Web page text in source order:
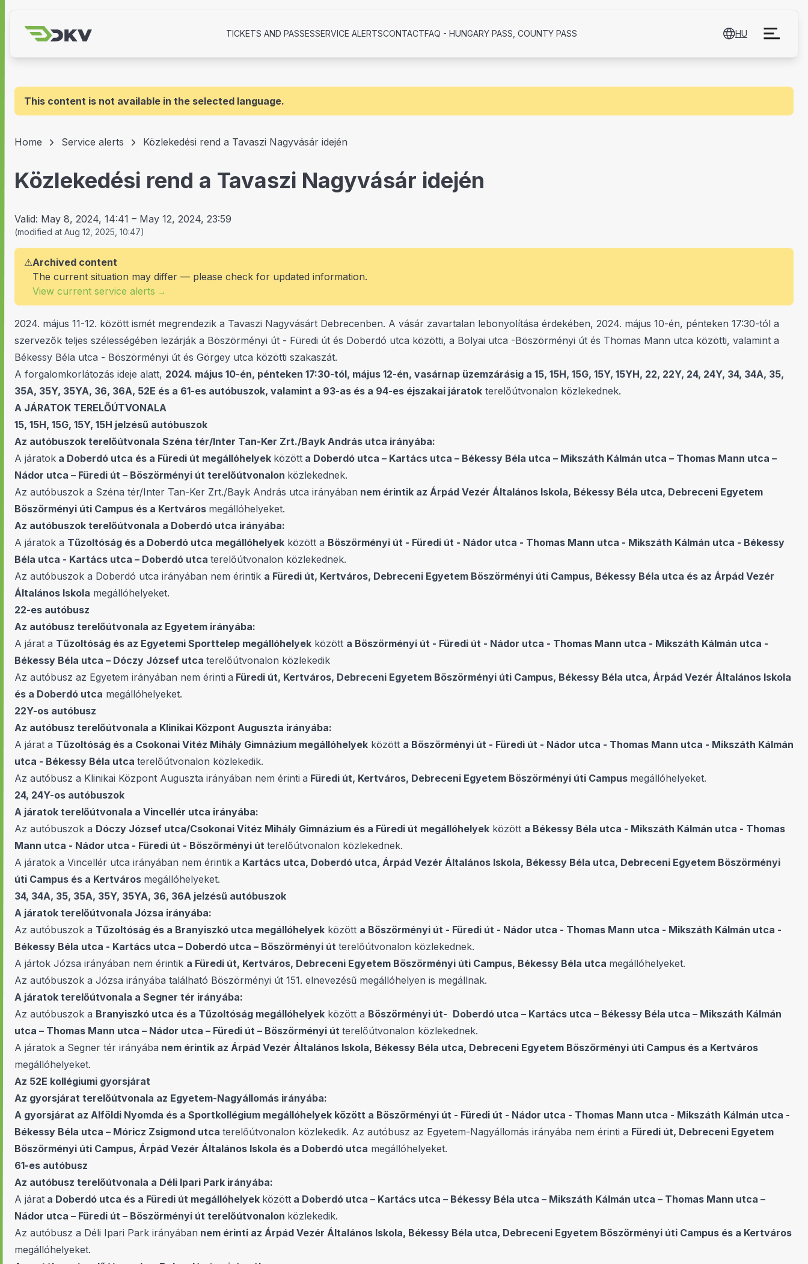
TICKETS AND PASSESSERVICE ALERTSCONTACTFAQ - HUNGARY PASS, COUNTY PASS HU
This content is not available in the selected language.
Home Service alerts Közlekedési rend a Tavaszi Nagyvásár idején
Közlekedési rend a Tavaszi Nagyvásár idején
Valid: May 8, 2024, 14:41 – May 12, 2024, 23:59
(modified at Aug 12, 2025, 10:47)
⚠Archived content
The current situation may differ — please check for updated information.
View current service alerts →
2024. május 11-12. között ismét megrendezik a Tavaszi Nagyvásárt Debrecenben. A vásár zavartalan lebonyolítása érdekében, 2024. május 10-én, pénteken 17:30-tól a
szervezők teljes szélességében lezárják a Böszörményi út - Füredi út és Doberdó utca közötti, a Bolyai utca -Böszörményi út és Thomas Mann utca közötti, valamint a
Békessy Béla utca - Böszörményi út és Görgey utca közötti szakaszát.
A forgalomkorlátozás ideje alatt, 2024. május 10-én, pénteken 17:30-tól, május 12-én, vasárnap üzemzárásig a 15, 15H, 15G, 15Y, 15YH, 22, 22Y, 24, 24Y, 34, 34A, 35,
35A, 35Y, 35YA, 36, 36A, 52E és a 61-es autóbuszok, valamint a 93-as és a 94-es éjszakai járatok terelőútvonalon közlekednek.
A JÁRATOK TERELŐÚTVONALA
15, 15H, 15G, 15Y, 15H jelzésű autóbuszok
Az autóbuszok terelőútvonala Széna tér/Inter Tan-Ker Zrt./Bayk András utca irányába:
A járatok a Doberdó utca és a Füredi út megállóhelyek között a Doberdó utca – Kartács utca – Békessy Béla utca – Mikszáth Kálmán utca – Thomas Mann utca –
Nádor utca – Füredi út – Böszörményi út terelőútvonalon közlekednek.
Az autóbuszok a Széna tér/Inter Tan-Ker Zrt./Bayk András utca irányában nem érintik az Árpád Vezér Általános Iskola, Békessy Béla utca, Debreceni Egyetem
Böszörményi úti Campus és a Kertváros megállóhelyeket.
Az autóbuszok terelőútvonala a Doberdó utca irányába:
A járatok a Tűzoltóság és a Doberdó utca megállóhelyek között a Böszörményi út - Füredi út - Nádor utca - Thomas Mann utca - Mikszáth Kálmán utca - Békessy
Béla utca - Kartács utca – Doberdó utca terelőútvonalon közlekednek.
Az autóbuszok a Doberdó utca irányában nem érintik a Füredi út, Kertváros, Debreceni Egyetem Böszörményi úti Campus, Békessy Béla utca és az Árpád Vezér
Általános Iskola megállóhelyeket.
22-es autóbusz
Az autóbusz terelőútvonala az Egyetem irányába:
A járat a Tűzoltóság és az Egyetemi Sporttelep megállóhelyek között a Böszörményi út - Füredi út - Nádor utca - Thomas Mann utca - Mikszáth Kálmán utca -
Békessy Béla utca – Dóczy József utca terelőútvonalon közlekedik
Az autóbusz az Egyetem irányában nem érinti a Füredi út, Kertváros, Debreceni Egyetem Böszörményi úti Campus, Békessy Béla utca, Árpád Vezér Általános Iskola
és a Doberdó utca megállóhelyeket.
22Y-os autóbusz
Az autóbusz terelőútvonala a Klinikai Központ Auguszta irányába:
A járat a Tűzoltóság és a Csokonai Vitéz Mihály Gimnázium megállóhelyek között a Böszörményi út - Füredi út - Nádor utca - Thomas Mann utca - Mikszáth Kálmán
utca - Békessy Béla utca terelőútvonalon közlekedik.
Az autóbusz a Klinikai Központ Auguszta irányában nem érinti a Füredi út, Kertváros, Debreceni Egyetem Böszörményi úti Campus megállóhelyeket.
24, 24Y-os autóbuszok
A járatok terelőútvonala a Vincellér utca irányába:
Az autóbuszok a Dóczy József utca/Csokonai Vitéz Mihály Gimnázium és a Füredi út megállóhelyek között a Békessy Béla utca - Mikszáth Kálmán utca - Thomas
Mann utca - Nádor utca - Füredi út - Böszörményi út terelőútvonalon közlekednek.
A járatok a Vincellér utca irányában nem érintik a Kartács utca, Doberdó utca, Árpád Vezér Általános Iskola, Békessy Béla utca, Debreceni Egyetem Böszörményi
úti Campus és a Kertváros megállóhelyeket.
34, 34A, 35, 35A, 35Y, 35YA, 36, 36A jelzésű autóbuszok
A járatok terelőútvonala Józsa irányába:
Az autóbuszok a Tűzoltóság és a Branyiszkó utca megállóhelyek között a Böszörményi út - Füredi út - Nádor utca - Thomas Mann utca - Mikszáth Kálmán utca -
Békessy Béla utca - Kartács utca – Doberdó utca – Böszörményi út terelőútvonalon közlekednek.
A jártok Józsa irányában nem érintik a Füredi út, Kertváros, Debreceni Egyetem Böszörményi úti Campus, Békessy Béla utca megállóhelyeket.
Az autóbuszok a Józsa irányába található Böszörményi út 151. elnevezésű megállóhelyen is megállnak.
A járatok terelőútvonala a Segner tér irányába:
Az autóbuszok a Branyiszkó utca és a Tűzoltóság megállóhelyek között a Böszörményi út- Doberdó utca – Kartács utca – Békessy Béla utca – Mikszáth Kálmán
utca – Thomas Mann utca – Nádor utca – Füredi út – Böszörményi út terelőútvonalon közlekednek.
A járatok a Segner tér irányába nem érintik az Árpád Vezér Általános Iskola, Békessy Béla utca, Debreceni Egyetem Böszörményi úti Campus és a Kertváros
megállóhelyeket.
Az 52E kollégiumi gyorsjárat
Az gyorsjárat terelőútvonala az Egyetem-Nagyállomás irányába:
A gyorsjárat az Alföldi Nyomda és a Sportkollégium megállóhelyek között a Böszörményi út - Füredi út - Nádor utca - Thomas Mann utca - Mikszáth Kálmán utca -
Békessy Béla utca – Móricz Zsigmond utca terelőútvonalon közlekedik. Az autóbusz az Egyetem-Nagyállomás irányába nem érinti a Füredi út, Debreceni Egyetem
Böszörményi úti Campus, Árpád Vezér Általános Iskola és a Doberdó utca megállóhelyeket.
61-es autóbusz
Az autóbusz terelőútvonala a Déli Ipari Park irányába:
A járat a Doberdó utca és a Füredi út megállóhelyek között a Doberdó utca – Kartács utca – Békessy Béla utca – Mikszáth Kálmán utca – Thomas Mann utca –
Nádor utca – Füredi út – Böszörményi út terelőútvonalon közlekedik.
Az autóbusz a Déli Ipari Park irányában nem érinti az Árpád Vezér Általános Iskola, Békessy Béla utca, Debreceni Egyetem Böszörményi úti Campus és a Kertváros
megállóhelyeket.